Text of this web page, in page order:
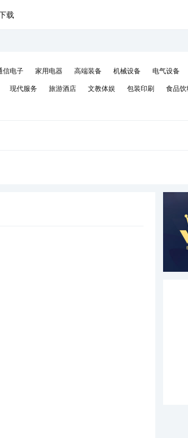
载
信电子 家用电器 高端装备 机械设备 电气设备
现代服务 旅游酒店 文教体娱 包装印刷 食品